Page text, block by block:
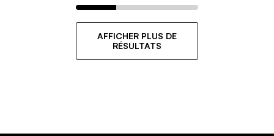
AFFICHER PLUS DE
RÉSULTATS